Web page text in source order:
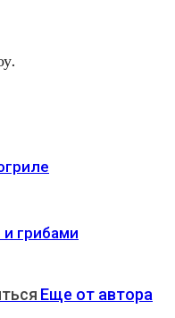
грибами
Еще от автора